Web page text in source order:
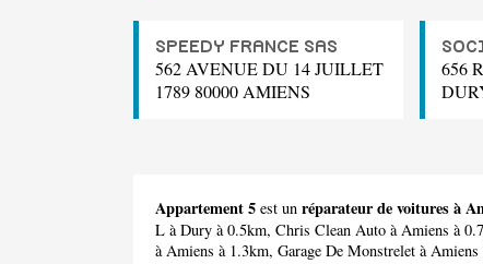
SPEEDY FRANCE SAS
562 AVENUE DU 14 JUILLET
1789 80000 AMIENS
656
Appartement 5 est un réparateur de voitures à
L à Dury à 0.5km, Chris Clean Auto à Amiens à
à Amiens à 1.3km, Garage De Monstrelet à Amiens